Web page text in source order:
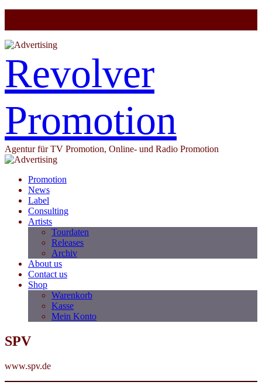
Revolver
Promotion
Agentur für TV Promotion, Online- und Radio Promotion
Promotion
News
Label
Consulting
Artists
Tourdaten
Releases
Archiv
About us
Contact us
Shop
Warenkorb
Kasse
Mein Konto
SPV
www.spv.de